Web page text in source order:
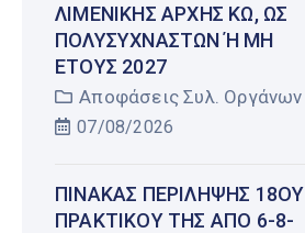
ΛΙΜΕΝΙΚΉΣ ΑΡΧΉΣ ΚΩ, ΩΣ
ΠΟΛΥΣΎΧΝΑΣΤΩΝ Ή ΜΗ Έ
ΤΟΥΣ 2027
Αποφάσεις Συλ. Οργάνων
07/08/2026
ΠΊΝΑΚΑΣ ΠΕΡΊΛΗΨΗΣ 18ΟΥ
ΠΡΑΚΤΙΚΟΎ ΤΗΣ ΑΠΌ 6-8-